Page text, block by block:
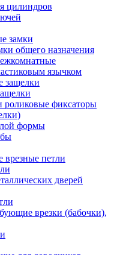
цилиндров
замки
общего назначения
язычком
защелки
фиксаторы
формы
врезные петли
дверей
врезки (бабочки),